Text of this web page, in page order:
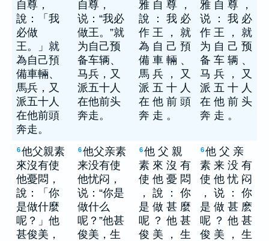
自尊，
說：「我
必做
王。」就
為自己預
備車輛、
馬兵，又
派五十人
在他前頭
奔走。
自尊，
说：“我必
做王。”就
为自己预
备车辆、
马兵，又
派五十人
在他前头
奔走。
雅 自 尊 ，
說 ： 我 必
作 王 ， 就
為 自 己 預
備 車 輛 、
馬 兵 ， 又
派 五 十 人
在 他 前 頭
奔 走 。
雅 自 尊 ，
说 ： 我 必
作 王 ， 就
为 自 己 预
备 车 辆 、
马 兵 ， 又
派 五 十 人
在 他 前 头
奔 走 。
6他父親素
來沒有使
他憂悶，
說：「你
是做什麼
呢？」他
甚俊美，
6他父亲素
来没有使
他忧闷，
说：“你是
做什么
呢？”他甚
俊美，生
6他 父 親
素 來 沒 有
使 他 憂 悶
， 說 ： 你
是 做 甚 麼
呢 ？ 他 甚
俊 美 ， 生
6他 父 亲
素 来 没 有
使 他 忧 闷
， 说 ： 你
是 做 甚 麽
呢 ？ 他 甚
俊 美 ， 生